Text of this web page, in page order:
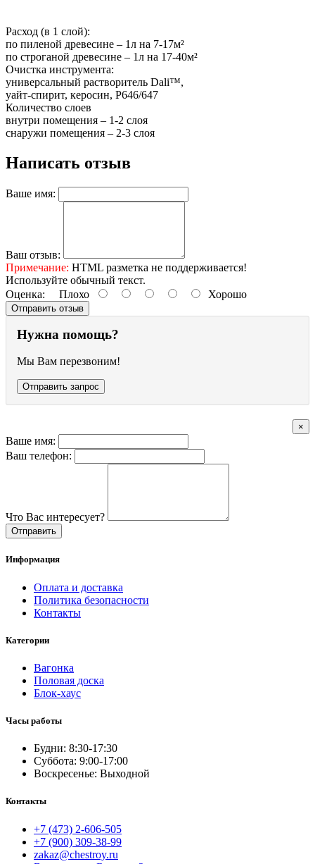
Расход (в 1 слой):
по пиленой древесине – 1л на 7-17м²
по строганой древесине – 1л на 17-40м²
Очистка инструмента:
универсальный растворитель Dali™,
уайт-спирит, керосин, Р646/647
Количество слоев
внутри помещения – 1-2 слоя
снаружи помещения – 2-3 слоя
Написать отзыв
Ваше имя:
Ваш отзыв:
Примечание: HTML разметка не поддерживается!
Используйте обычный текст.
Оценка: Плохо Хорошо
Отправить отзыв
Нужна помощь?
Мы Вам перезвоним!
Отправить запрос
×
Ваше имя:
Ваш телефон:
Что Вас интересует?
Отправить
Информация
Оплата и доставка
Политика безопасности
Контакты
Категории
Вагонка
Половая доска
Блок-хаус
Часы работы
Будни: 8:30-17:30
Суббота: 9:00-17:00
Воскресенье: Выходной
Контакты
+7 (473) 2-606-505
+7 (900) 309-38-99
zakaz@chestroy.ru